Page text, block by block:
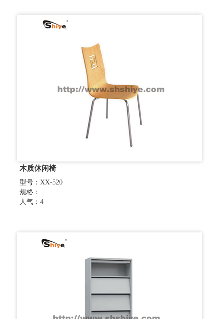
木质休闲椅
型号：XX-520
规格：
人气：4